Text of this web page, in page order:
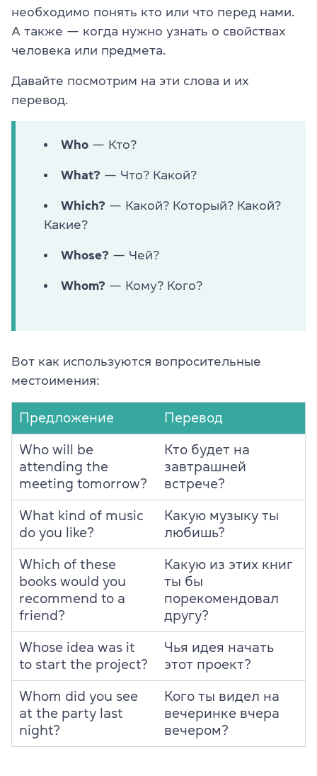
необходимо понять кто или что перед нами.
А также — когда нужно узнать о свойствах
человека или предмета.
Давайте посмотрим на эти слова и их
перевод.
Who — Кто?
What? — Что? Какой?
Which? — Какой? Который? Какой?
Какие?
Whose? — Чей?
Whom? — Кому? Кого?
Вот как используются вопросительные
местоимения:
Предложение Перевод
W ho will be
attending the
meeting tomorrow?
Кто будет на
завтрашней
встрече?
What kind of music
do you like?
Какую музыку ты
любишь?
Which of these
books would you
recommend to a
friend?
Какую из этих книг
ты бы
порекомендовал
другу?
Whose idea was it
to start the project?
Чья идея начать
этот проект?
Whom did you see
at the party last
night?
Кого ты видел на
вечеринке вчера
вечером?